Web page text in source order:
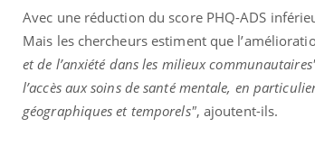
Avec une réduction du score PHQ-ADS
Mais les chercheurs estiment que
et de l’anxiété dans les milieux
l’accès aux soins de santé mentale, en
géographiques et temporels", ajoutent-ils.
sujets qui sont faciles à aborder...
sur la maladie d'un proche c'est
Fatigue,
même
carence en
...